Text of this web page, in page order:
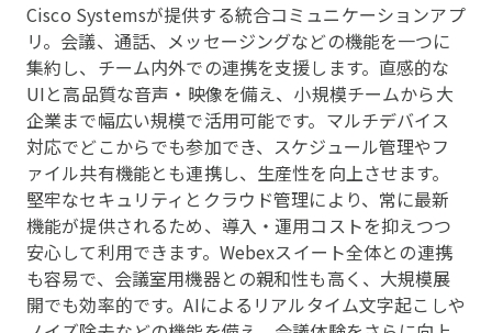
Cisco Systemsが提供する統合コミュニケーションアプ
リ。会議、通話、メッセージングなどの機能を一つに
集約し、チーム内外での連携を支援します。直感的な
UIと高品質な音声・映像を備え、小規模チームから大
企業まで幅広い規模で活用可能です。マルチデバイス
対応でどこからでも参加でき、スケジュール管理やフ
ァイル共有機能とも連携し、生産性を向上させます。
堅牢なセキュリティとクラウド管理により、常に最新
機能が提供されるため、導入・運用コストを抑えつつ
安心して利用できます。Webexスイート全体との連携
も容易で、会議室用機器との親和性も高く、大規模展
開でも効率的です。AIによるリアルタイム文字起こしや